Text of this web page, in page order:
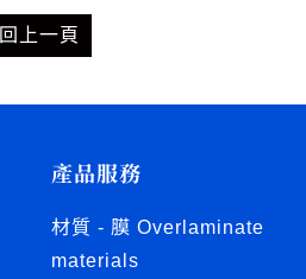
回上一頁
產品服務
材質 - 膜 Overlaminate
materials